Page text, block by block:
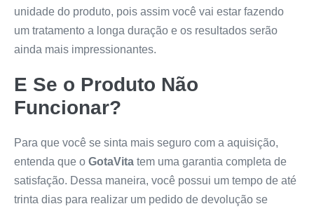
unidade do produto, pois assim você vai estar fazendo
um tratamento a longa duração e os resultados serão
ainda mais impressionantes.
E Se o Produto Não
Funcionar?
Para que você se sinta mais seguro com a aquisição,
entenda que o GotaVita tem uma garantia completa de
satisfação. Dessa maneira, você possui um tempo de até
trinta dias para realizar um pedido de devolução se